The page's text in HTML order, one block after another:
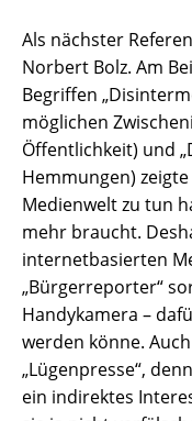
Als nächster
Norbert Bolz. Am
Begriffen
möglichen
Öffentlichkeit) und
Hemmungen)
Medienwelt zu tun
mehr braucht.
internetbasierten
„Bürgerreporter“
Handykamera –
werden könne.
„Lügenpresse“,
ein indirektes